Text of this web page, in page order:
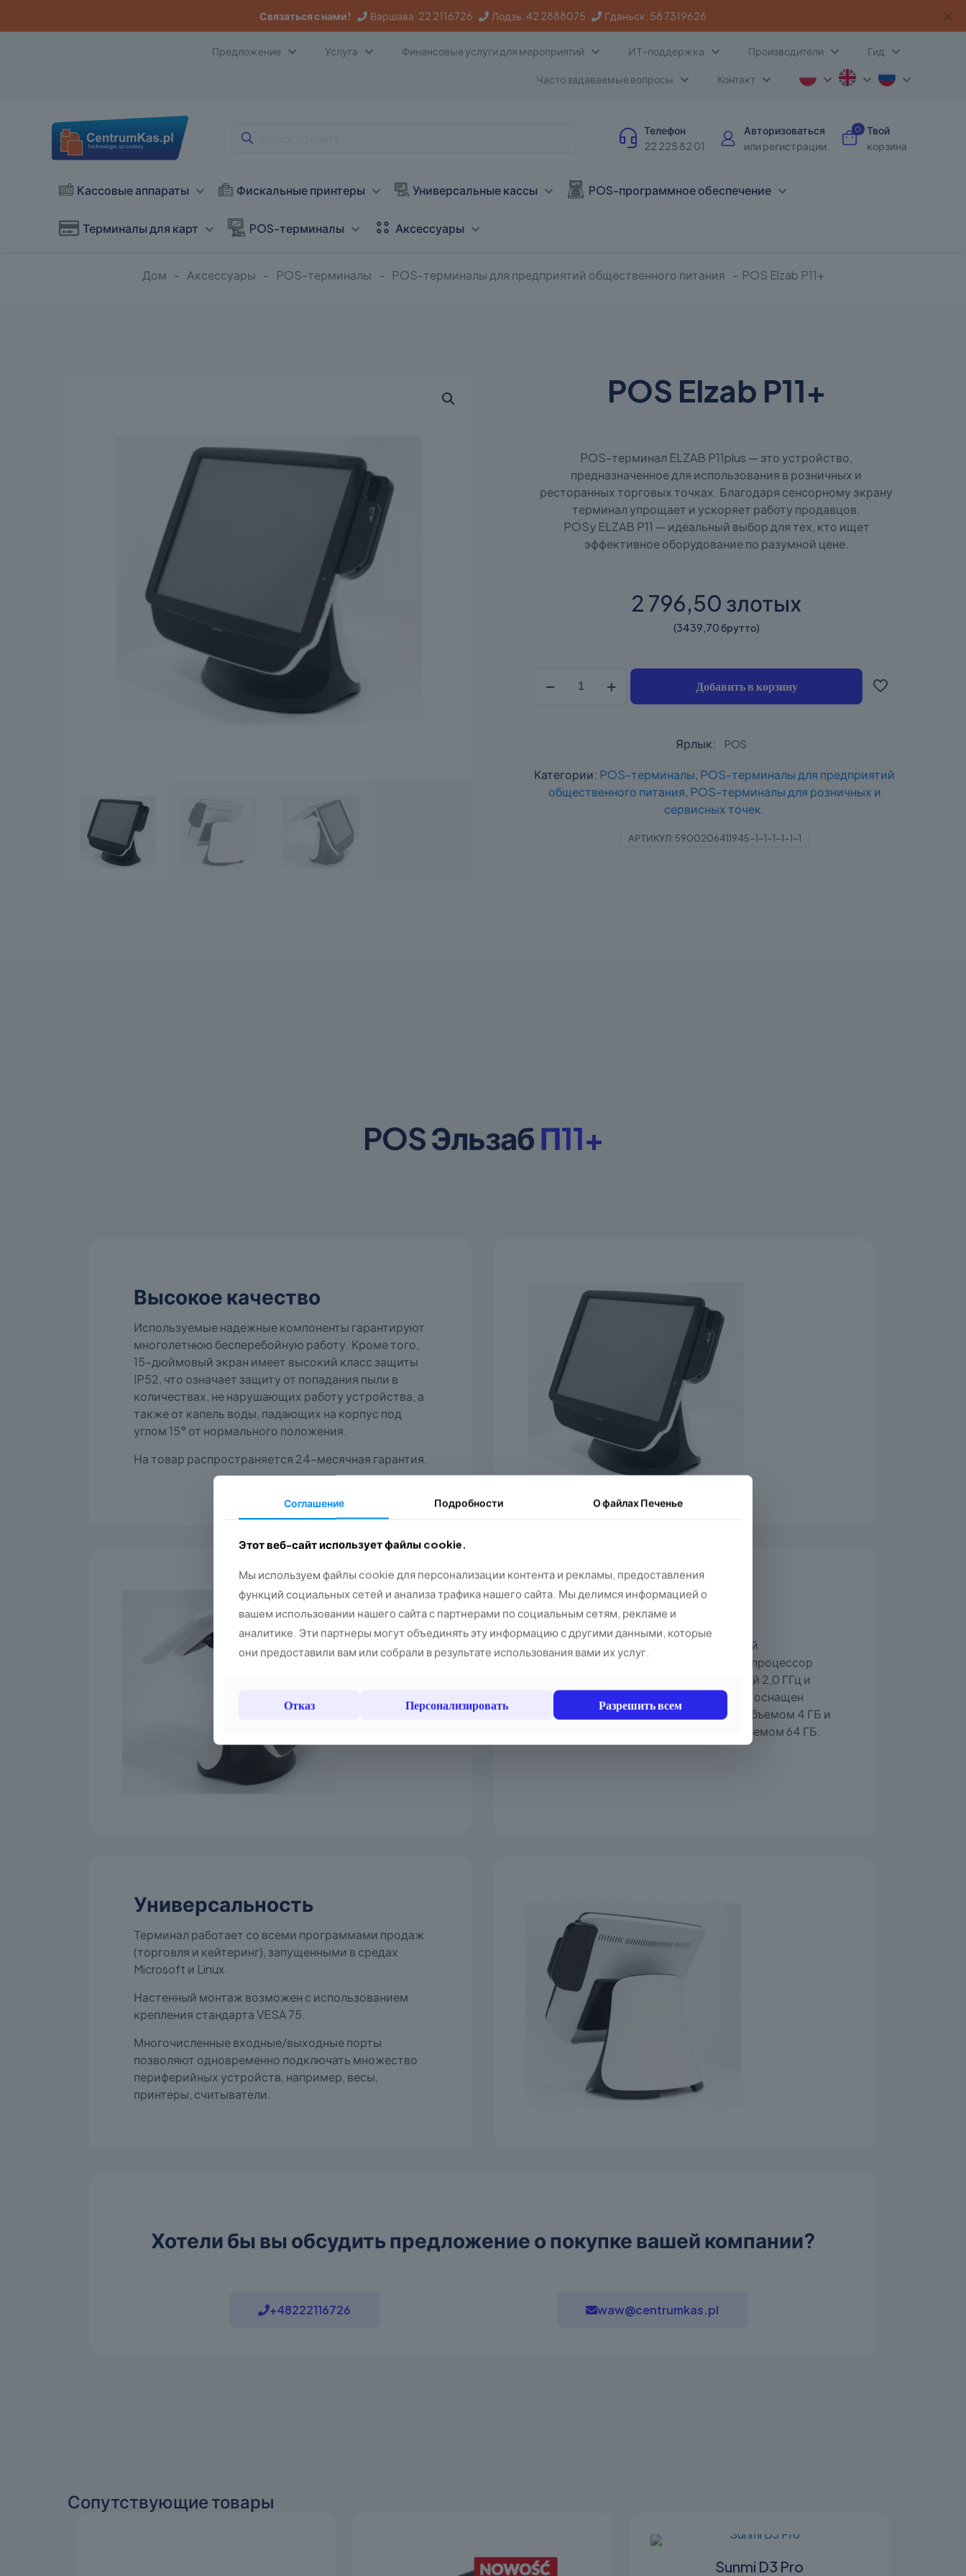
Связаться с нами! Варшава: 22 2116726 Лодзь:42 2888075 Гданьск: 58 7319626 ✕
Предложение Услуга Финансовые услуги для мероприятий ИТ-поддержка Производители Гид
Часто задаваемые вопросы Контакт
Телефон
22 225 82 01
Авторизоваться
или регистрации
0
Твой
корзина
Кассовые аппараты Фискальные принтеры Универсальные кассы POS-программное обеспечение
Терминалы для карт POS-терминалы Аксессуары
Дом - Аксессуары - POS-терминалы - POS-терминалы для предприятий общественного питания - POS Elzab P11+
POS Elzab P11+
POS-терминал ELZAB P11plus — это устройство,
предназначенное для использования в розничных и
ресторанных торговых точках. Благодаря сенсорному экрану
терминал упрощает и ускоряет работу продавцов.
POSy ELZAB P11 — идеальный выбор для тех, кто ищет
эффективное оборудование по разумной цене.
2 796,50 злотых
(3439,70 брутто)
POS
Добавить в корзину
Ярлык: POS
Категории: POS-терминалы POS-терминалы для предприятий
общественного питания POS-терминалы для розничных и
сервисных точек.
АРТИКУЛ: 5900206411945-1-1-1-1-1-1
POS ЭльзабП11+
Высокое качество
Используемые надежные компоненты гарантируют
многолетнюю бесперебойную работу. Кроме того,
15-дюймовый экран имеет высокий класс защиты
IP52, что означает защиту от попадания пыли в
количествах, не нарушающих работу устройства, а
также от капель воды, падающих на корпус под
углом 15° от нормального положения.
На товар распространяется 24-месячная гарантия.
Эффективность
В основе компьютера лежит надежный
четырехъядерный четырехпоточный процессор
Intel Celeron J1900 с тактовой частотой 2,0 ГГц и
пассивным охлаждением. Компьютер оснащен
одной планкой оперативной памяти объемом 4 ГБ и
твердотельным накопителем SSD объемом 64 ГБ.
Универсальность
Терминал работает со всеми программами продаж
(торговля и кейтеринг), запущенными в средах
Microsoft и Linux.
Настенный монтаж возможен с использованием
крепления стандарта VESA 75.
Многочисленные входные/выходные порты
позволяют одновременно подключать множество
периферийных устройств, например, весы,
принтеры, считыватели.
Хотели бы вы обсудить предложение о покупке вашей компании?
+48222116726 waw@centrumkas.pl
Сопутствующие товары
Sunmi D3 Pro
Соглашение Подробности О файлах Печенье
Этот веб-сайт использует файлы cookie.
Мы используем файлы cookie для персонализации контента и рекламы, предоставления
функций социальных сетей и анализа трафика нашего сайта. Мы делимся информацией о
вашем использовании нашего сайта с партнерами по социальным сетям, рекламе и
аналитике. Эти партнеры могут объединять эту информацию с другими данными, которые
они предоставили вам или собрали в результате использования вами их услуг.
Отказ Персонализировать Разрешить всем